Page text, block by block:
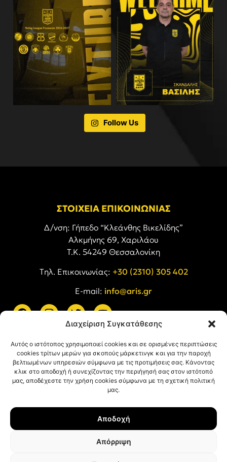
Διαχείριση Συγκατάθεσης
Αυτός ο ιστότοπος χρησιμοποιεί cookies και σε ορισμένες περιπτώσεις
cookies τρίτων μερών για σκοπούς μάρκετινγκ και για την παροχή
βελτιωμένων υπηρεσιών σύμφωνα με τις προτιμήσεις σας. Κάνοντας
κλικ στο αποδοχή ή συνεχίζοντας την περιήγησή σας στον ιστότοπό
μας, αποδέχεστε την χρήση cookies σύμφωνα με τη σχετική πολιτική
μας.
Αποδοχή
Απόρριψη
Follow Us
ΣΤΟΙΧΕΙΑ ΕΠΙΚΟΙΝΩΝΙΑΣ
Δ/νση: Γήπεδο “Κλεάνθης Βικελίδης”
Αλκμήνης 69, Χαριλάου
Τ.Κ. 54249 Θεσσαλονίκη
Tηλ. Επικοινωνίας: +30 (2310) 305 402
E-mail: info@aris.gr
Όροι Χρήσης
Πολιτική Cookies